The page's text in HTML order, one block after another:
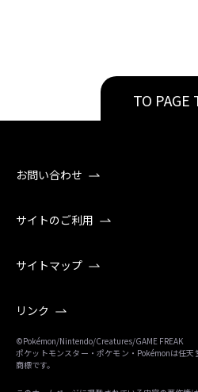
TO PAGE
お問い合わせ
サイトのご利用
サイトマップ
リンク
©Pokémon/Nintendo/Creatures/GAME FREAK
ポケットモンスター・ポケモン・Pokémonは任
商標です。